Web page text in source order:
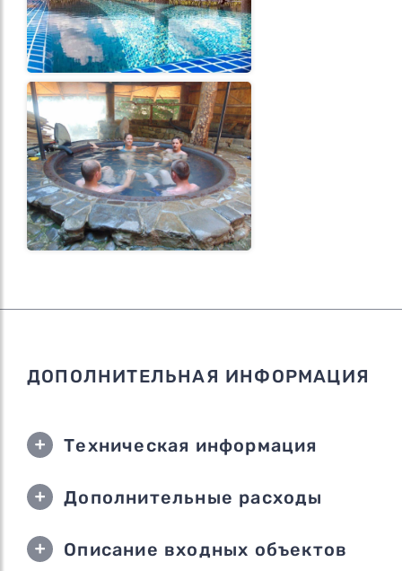
ДОПОЛНИТЕЛЬНАЯ ИНФОРМАЦИЯ
Техническая информация
Дополнительные расходы
Описание входных объектов